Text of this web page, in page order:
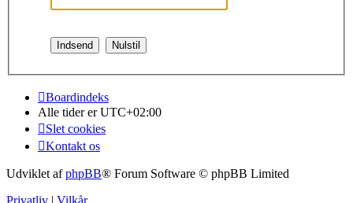
Boardindeks
Alle tider erUTC+02:00
Slet cookies
Kontakt os
Udviklet afphpBB® Forum Software © phpBB Limited
Privatliv | Vilkår